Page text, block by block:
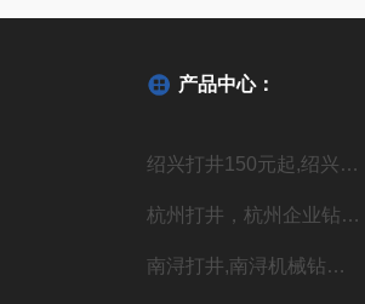
产品中心：
绍兴打井150元起,绍兴机器钻水井施工单位
杭州打井，杭州企业钻井，上门施工价格低
南浔打井,南浔机械钻岩石水深水井